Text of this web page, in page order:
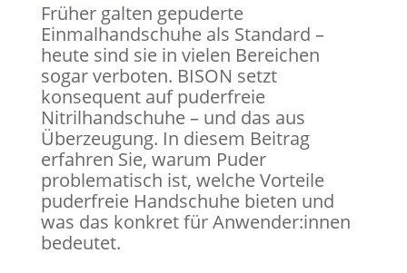
Früher galten gepuderte
Einmalhandschuhe als Standard –
heute sind sie in vielen Bereichen
sogar verboten. BISON setzt
konsequent auf puderfreie
Nitrilhandschuhe – und das aus
Überzeugung. In diesem Beitrag
erfahren Sie, warum Puder
problematisch ist, welche Vorteile
puderfreie Handschuhe bieten und
was das konkret für Anwender:innen
bedeutet.